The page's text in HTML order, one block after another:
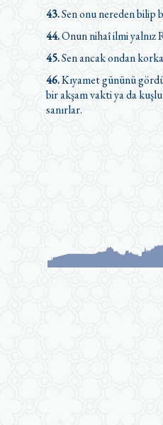
43.Sen onu nereden bilip
44.Onun nihaî ilmi yalnız
45.Sen ancak ondan
46.Kıyamet gününü
bir akşam vakti ya da
sanırlar.